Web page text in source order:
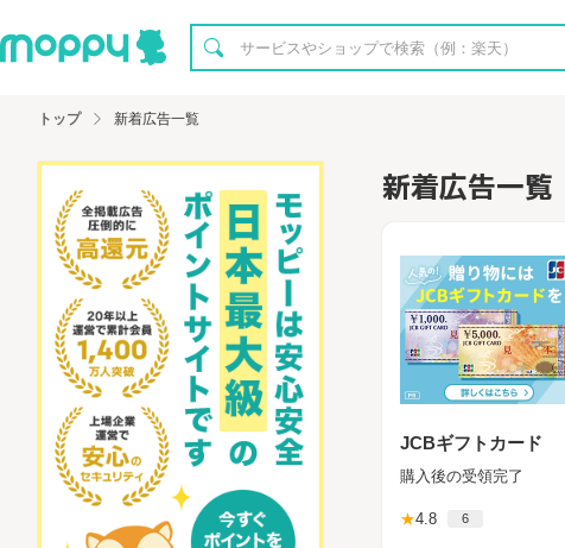
トップ 新着広告一覧
新着広告一覧
JCBギフトカード
購入後の受領完了
★4.8 6